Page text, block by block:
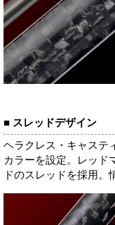
■ スレッドデザイン
ヘラクレス・キャステ
カラーを設定。レッド
ドのスレッドを採用。